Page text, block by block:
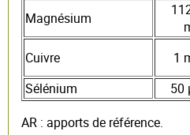
Magnésium
Cuivre 1
Sélénium
50
AR : apports de référence.